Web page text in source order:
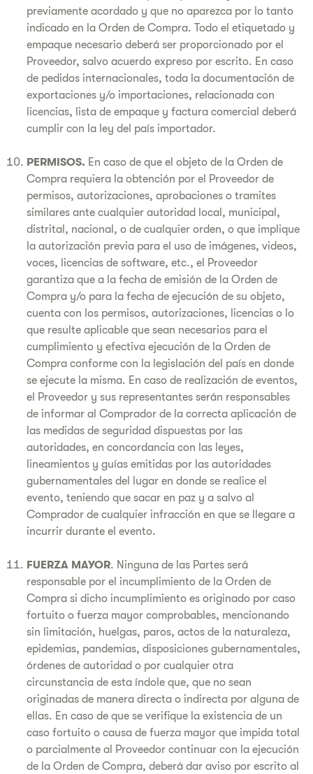
previamente acordado y que no aparezca por lo tanto
indicado en la Orden de Compra. Todo el etiquetado y
empaque necesario deberá ser proporcionado por el
Proveedor, salvo acuerdo expreso por escrito. En caso
de pedidos internacionales, toda la documentación de
exportaciones y/o importaciones, relacionada con
licencias, lista de empaque y factura comercial deberá
cumplir con la ley del país importador.
PERMISOS. En caso de que el objeto de la Orden de
Compra requiera la obtención por el Proveedor de
permisos, autorizaciones, aprobaciones o tramites
similares ante cualquier autoridad local, municipal,
distrital, nacional, o de cualquier orden, o que implique
la autorización previa para el uso de imágenes, videos,
voces, licencias de software, etc., el Proveedor
garantiza que a la fecha de emisión de la Orden de
Compra y/o para la fecha de ejecución de su objeto,
cuenta con los permisos, autorizaciones, licencias o lo
que resulte aplicable que sean necesarios para el
cumplimiento y efectiva ejecución de la Orden de
Compra conforme con la legislación del país en donde
se ejecute la misma. En caso de realización de eventos,
el Proveedor y sus representantes serán responsables
de informar al Comprador de la correcta aplicación de
las medidas de seguridad dispuestas por las
autoridades, en concordancia con las leyes,
lineamientos y guías emitidas por las autoridades
gubernamentales del lugar en donde se realice el
evento, teniendo que sacar en paz y a salvo al
Comprador de cualquier infracción en que se llegare a
incurrir durante el evento.
FUERZA MAYOR. Ninguna de las Partes será
responsable por el incumplimiento de la Orden de
Compra si dicho incumplimiento es originado por caso
fortuito o fuerza mayor comprobables, mencionando
sin limitación, huelgas, paros, actos de la naturaleza,
epidemias, pandemias, disposiciones gubernamentales,
órdenes de autoridad o por cualquier otra
circunstancia de esta índole que, que no sean
originadas de manera directa o indirecta por alguna de
ellas. En caso de que se verifique la existencia de un
caso fortuito o causa de fuerza mayor que impida total
o parcialmente al Proveedor continuar con la ejecución
de la Orden de Compra, deberá dar aviso por escrito al